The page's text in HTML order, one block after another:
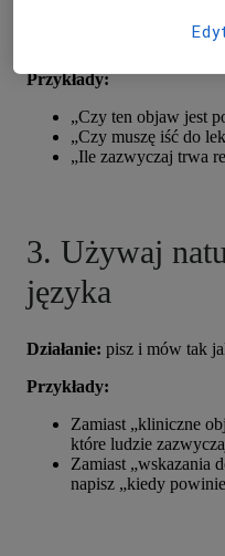
wykorzystaj
gabinecie jako tematy
Przykłady:
„Czy ten objaw jest
„Czy muszę iść do
„Ile zazwyczaj trwa
3. Używaj
języka
Działanie: pisz i mów tak
Przykłady:
Zamiast „kliniczne
które ludzie
Zamiast „wskazania
napisz „kiedy